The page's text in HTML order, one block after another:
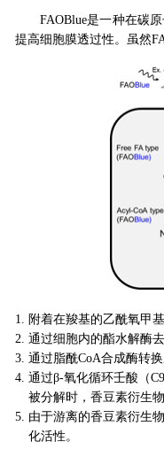
FAOBlue是一种在碳
提高细胞膜透过性。虽然
1. 附着在羧基的乙酰氧甲
2. 通过细胞内的酯水解酶
3. 通过脂酰CoA合成酶转
4. 通过β-氧化循环壬酸（
被分解时，香豆素衍生
5. 由于游离的香豆素衍生
化活性。